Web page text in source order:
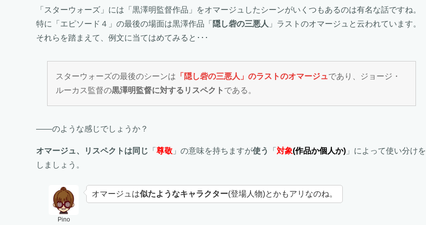
「スターウォーズ」には「黒澤明監督作品」をオマージュしたシーンがいくつもあるのは有名な話ですね。
特に「エピソード４」の最後の場面は黒澤作品「 隠し砦の三悪人 」ラストのオマージュと云われています。
それらを踏まえて、例文に当てはめてみると･･･
スターウォーズの最後のシーンは 「隠し砦の三悪人」のラストのオマージュであり、ジョージ・
ルーカス監督の黒澤明監督に対するリスペクト である。
――のような感じでしょうか？
オマージュ、リスペクトは同じ 「 尊敬 」の意味を持ちますが使う 「 対象(作品か個人か) 」によって使い分けを
しましょう。
Pino
オマージュは似たようなキャラクター(登場人物)とかもアリなのね。